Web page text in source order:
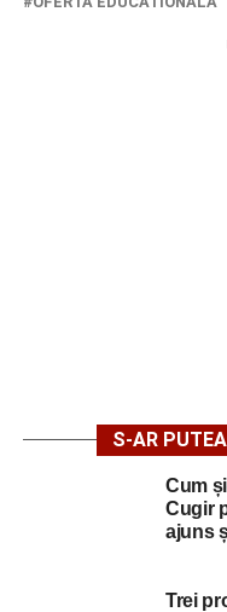
S-AR
Cum
Cugir
ajuns
Trei